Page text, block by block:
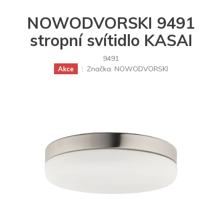
NOWODVORSKI 9491
stropní svítidlo KASAI
9491
Akce Značka: NOWODVORSKI